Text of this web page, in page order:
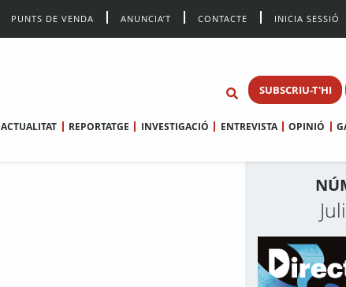
PUNTS DE VENDA ANUNCIA’T CONTACTE INICIA SESSIÓ
SUBSCRIU-T'HI
ACTUALITAT REPORTATGE INVESTIGACIÓ ENTREVISTA OPINIÓ